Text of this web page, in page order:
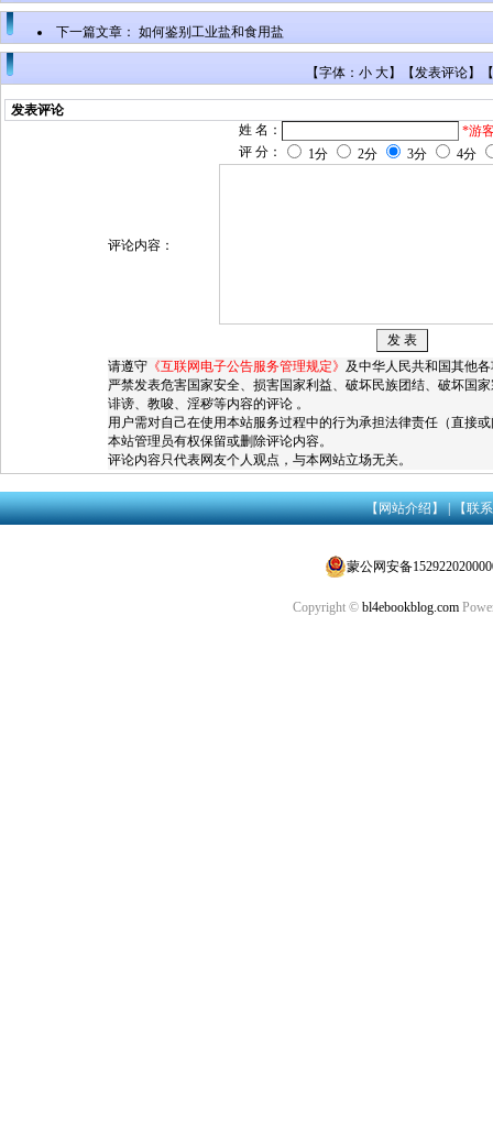
下一篇文章： 如何鉴别工业盐和食用盐
【字体：小 大】【发表评论】【
发表评论
姓 名：
*游
评 分：
1分 2分 3分 4分
评论内容：
请遵守 《互联网电子公告服务管理规定》 及中华人民共和国其他
严禁发表危害国家安全、损害国家利益、破坏民族团结、破坏国
诽谤、教唆、淫秽等内容的评论 。
用户需对自己在使用本站服务过程中的行为承担法律责任（直接
本站管理员有权保留或删除评论内容。
评论内容只代表网友个人观点，与本网站立场无关。
【网站介绍】|【联
蒙公网安备
Copyright © bl4ebookblog.com